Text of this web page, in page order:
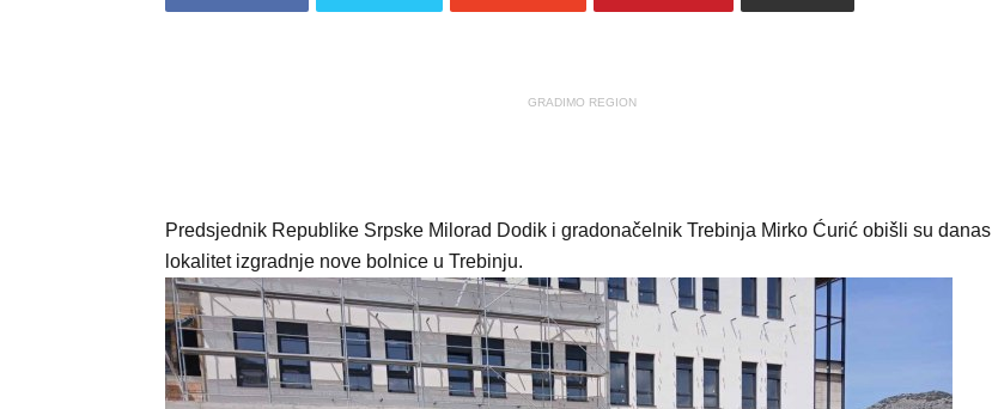
GRADIMO REGION
Predsjednik Republike Srpske Milorad Dodik i gradonačelnik Trebinja Mirko Ćurić obišli su danas
lokalitet izgradnje nove bolnice u Trebinju.